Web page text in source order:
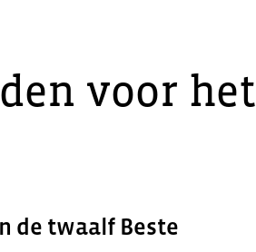
voor het
de twaalf Beste